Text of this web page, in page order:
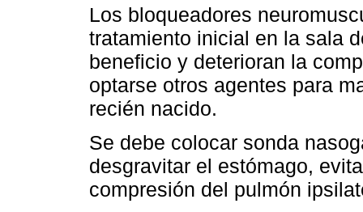
Los bloqueadores
tratamiento inicial en la sala
beneficio y deterioran la
optarse otros agentes para
recién nacido.
Se debe colocar sonda
desgravitar el estómago,
compresión del pulmón